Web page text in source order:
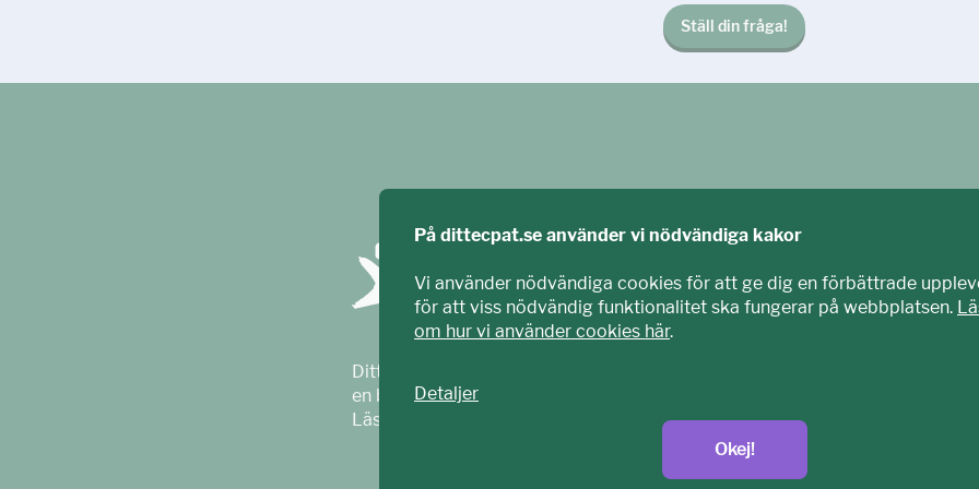
Ställ din fråga!
Ditt ECPAT har tagits fram tillsammans med barn och unga. Vi är en del av
en barnrättsorganisation som arbetar mot sexuell exploatering av barn.
Läs mer på
På dittecpat.se använder vi nödvändiga kakor
Vi använder nödvändiga cookies för att ge dig en förbättrade
för att viss nödvändig funktionalitet ska fungerar på webbplatsen.
om hur vi använder cookies här.
Detaljer
Okej!